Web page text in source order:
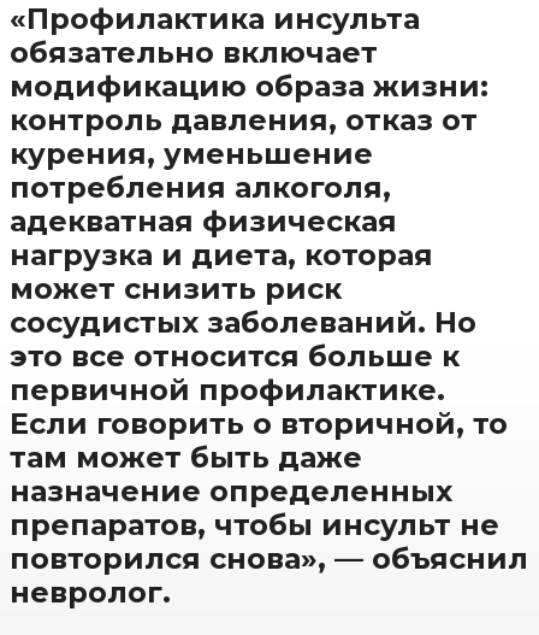
«Профилактика инсульта
обязательно включает
модификацию образа жизни:
контроль давления, отказ от
курения, уменьшение
потребления алкоголя,
адекватная физическая
нагрузка и диета, которая
может снизить риск
сосудистых заболеваний. Но
это все относится больше к
первичной профилактике.
Если говорить о вторичной, то
там может быть даже
назначение определенных
препаратов, чтобы инсульт не
повторился снова», — объяснил
невролог.